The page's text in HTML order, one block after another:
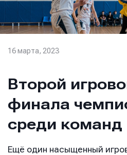
16 марта, 2023
Второй
финала
среди
Ещё один насыщенный